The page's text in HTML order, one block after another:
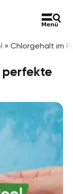
» Chlorgehalt im
perfekte